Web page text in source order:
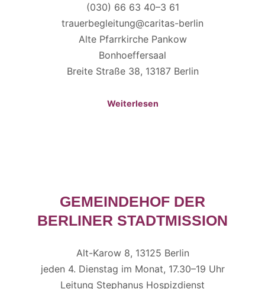
(030) 66 63 40–3 61
trauerbegleitung@caritas-berlin
Alte Pfarrkirche Pankow
Bonhoeffersaal
Breite Straße 38, 13187 Berlin
Weiterlesen
GEMEINDEHOF DER
BERLINER STADTMISSION
Alt-Karow 8, 13125 Berlin
jeden 4. Dienstag im Monat, 17.30–19 Uhr
Leitung Stephanus Hospizdienst